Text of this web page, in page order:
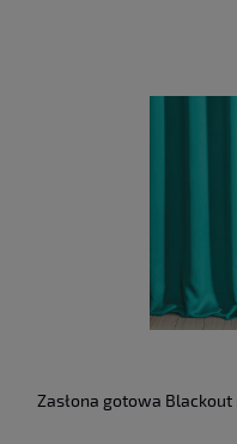
Zasłona gotowa